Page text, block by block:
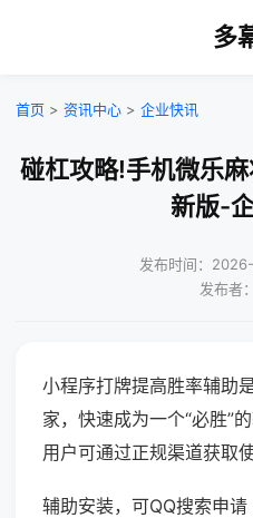
多
首页 > 资讯中心 > 企业快讯
碰杠攻略!手机微乐
新版-
发布时间：
发布者
小程序打牌提高胜率辅助
家，快速成为一个“必胜”
用户可通过正规渠道获取使
辅助安装，可QQ搜索申